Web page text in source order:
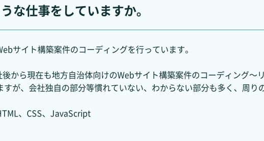
な仕事をしていますか。
サイト構築案件のコーディングを行っています。
から現在も地方自治体向けのWebサイト構築案件のコーディング
すが、会社独自の部分等慣れていない、わからない部分も多く、周り
、CSS、JavaScript